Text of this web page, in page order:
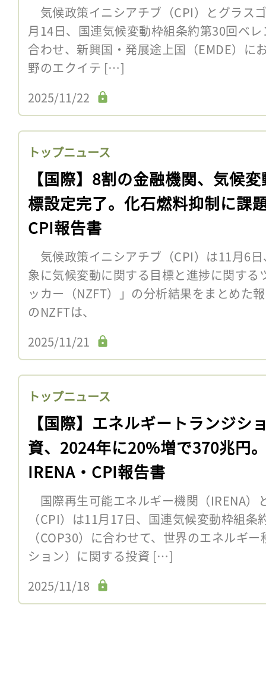
気候政策イニシアチブ（CPI）とグラス
月14日、国連気候変動枠組条約第30回ベ
合わせ、新興国・発展途上国（EMDE）に
野のエクイテ […]
2025/11/22
トップニュース
【国際】8割の金融機関、気候
標設定完了。化石燃料抑制に課
CPI報告書
気候政策イニシアチブ（CPI）は11月6
象に気候変動に関する目標と進捗に関す
ッカー（NZFT）」の分析結果をまとめ
のNZFTは、
2025/11/21
トップニュース
【国際】エネルギートランジシ
資、2024年に20%増で370兆円
IRENA・CPI報告書
国際再生可能エネルギー機関（IRENA）
（CPI）は11月17日、国連気候変動枠組
（COP30）に合わせて、世界のエネルギ
ション）に関する投資 […]
2025/11/18